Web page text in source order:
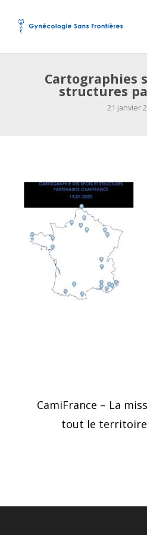
Cartographies
structures
21 janvier
Post
navigation
CamiFrance – La
tout le